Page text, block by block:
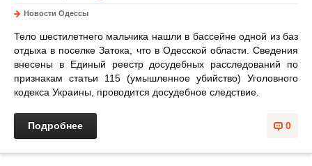
Новости Одессы
Тело шестилетнего мальчика нашли в бассейне одной из баз
отдыха в поселке Затока, что в Одесской области. Сведения
внесены в Единый реестр досудебных расследований по
признакам статьи 115 (умышленное убийство) Уголовного
кодекса Украины, проводится досудебное следствие.
0
Подробнее